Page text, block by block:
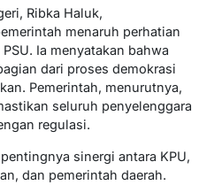
Ribka Haluk,
menaruh perhatian
Ia menyatakan bahwa
dari proses demokrasi
Pemerintah, menurutnya,
seluruh penyelenggara
regulasi.
sinergi antara KPU,
dan pemerintah daerah.